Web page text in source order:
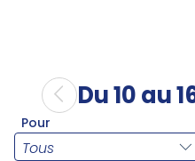
Du 10 au
Pour